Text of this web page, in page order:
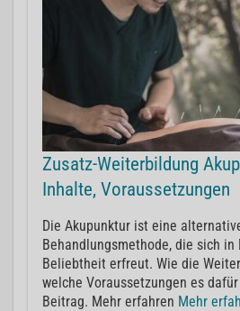
Zusatz-Weiterbildung
Inhalte, Voraussetzungen
Die Akupunktur ist eine
Behandlungsmethode, die sich in
Beliebtheit erfreut. Wie die
welche Voraussetzungen es
Beitrag. Mehr erfahren Mehr